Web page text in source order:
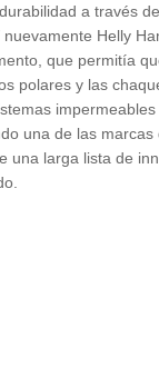
a través
Helly
que permitía
polares y las
una de las
larga lista de